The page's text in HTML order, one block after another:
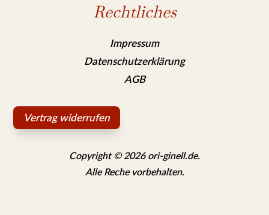
Rechtliches
Impressum
Datenschutzerklärung
AGB
Vertrag widerrufen
Copyright © 2026 ori-ginell.de.
Alle Reche vorbehalten.